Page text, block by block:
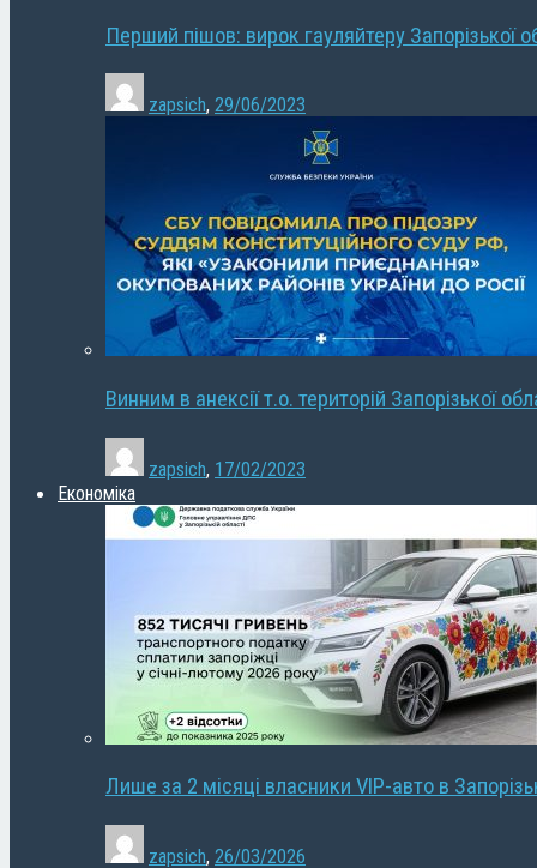
Перший пішов: вирок гауляйтеру Запорізької
zapsich, 29/06/2023
Винним в анексії т.о. територій Запорізької
zapsich, 17/02/2023
Економіка
Лише за 2 місяці власники VIP-авто в
zapsich, 26/03/2026